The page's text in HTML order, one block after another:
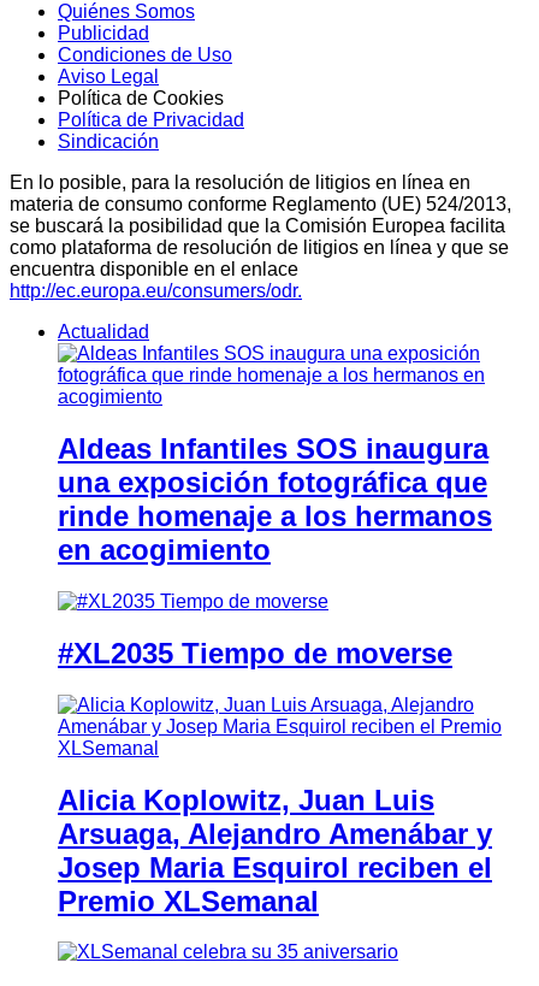
Quiénes Somos
Publicidad
Condiciones de Uso
Aviso Legal
Política de Cookies
Política de Privacidad
Sindicación
En lo posible, para la resolución de litigios en línea en
materia de consumo conforme Reglamento (UE) 524/2013,
se buscará la posibilidad que la Comisión Europea facilita
como plataforma de resolución de litigios en línea y que se
encuentra disponible en el enlace
http://ec.europa.eu/consumers/odr.
Actualidad
Aldeas Infantiles SOS inaugura
una exposición fotográfica que
rinde homenaje a los hermanos
en acogimiento
#XL2035 Tiempo de moverse
Alicia Koplowitz, Juan Luis
Arsuaga, Alejandro Amenábar y
Josep Maria Esquirol reciben el
Premio XLSemanal